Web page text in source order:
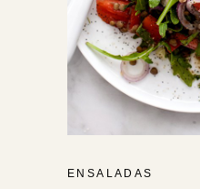
ENSALADAS